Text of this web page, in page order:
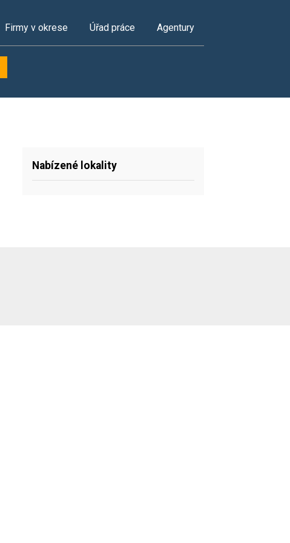
Firmy v okrese Úřad práce Agentury
Nabízené lokality